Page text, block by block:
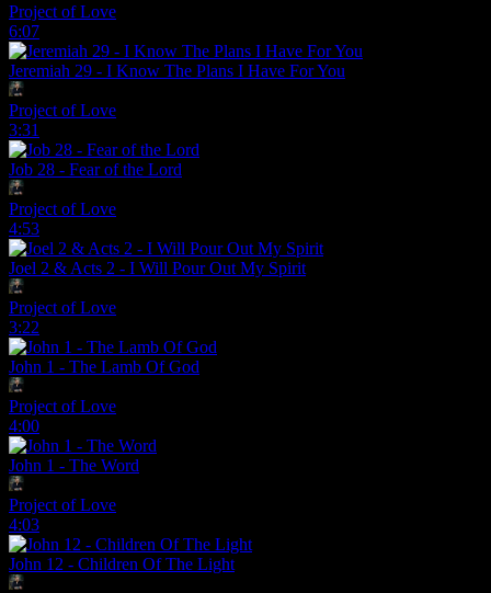
Project of Love
6:07
Jeremiah 29 - I Know The Plans I Have For You
Project of Love
3:31
Job 28 - Fear of the Lord
Project of Love
4:53
Joel 2 & Acts 2 - I Will Pour Out My Spirit
Project of Love
3:22
John 1 - The Lamb Of God
Project of Love
4:00
John 1 - The Word
Project of Love
4:03
John 12 - Children Of The Light